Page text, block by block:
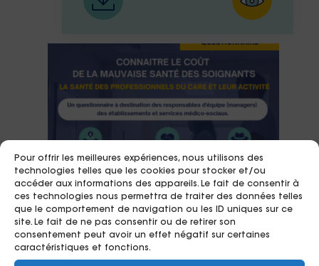
Pour offrir les meilleures expériences, nous utilisons des
technologies telles que les cookies pour stocker et/ou
accéder aux informations des appareils. Le fait de consentir à
ces technologies nous permettra de traiter des données telles
que le comportement de navigation ou les ID uniques sur ce
site. Le fait de ne pas consentir ou de retirer son
consentement peut avoir un effet négatif sur certaines
caractéristiques et fonctions.
27/01/2026